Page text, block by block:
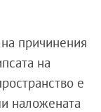
причинения
на
е
наложената